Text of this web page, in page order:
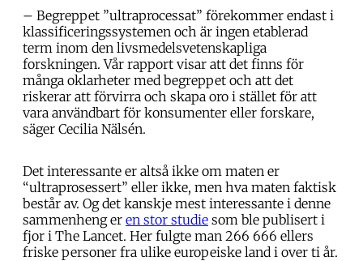
– Begreppet ”ultraprocessat” förekommer endast i
klassificeringssystemen och är ingen etablerad
term inom den livsmedelsvetenskapliga
forskningen. Vår rapport visar att det finns för
många oklarheter med begreppet och att det
riskerar att förvirra och skapa oro i stället för att
vara användbart för konsumenter eller forskare,
säger Cecilia Nälsén.
Det interessante er altså ikke om maten er
“ultraprosessert” eller ikke, men hva maten faktisk
består av. Og det kanskje mest interessante i denne
sammenheng er en stor studie som ble publisert i
fjor i The Lancet. Her fulgte man 266 666 ellers
friske personer fra ulike europeiske land i over ti år.